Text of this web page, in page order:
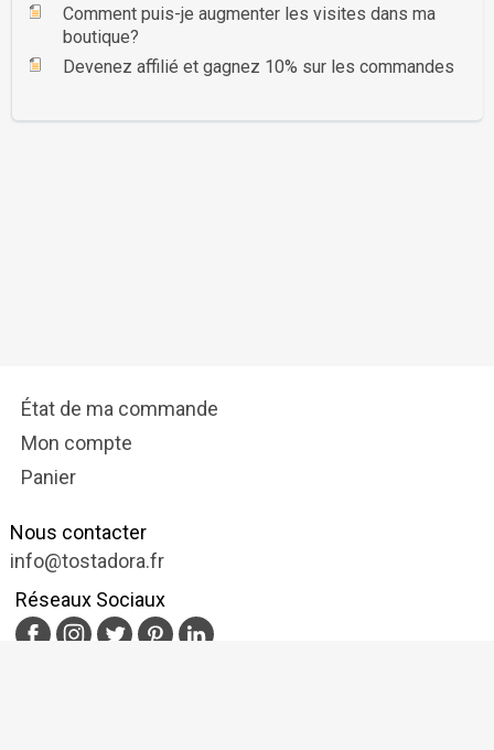
Comment puis-je augmenter les visites dans ma
boutique?
Devenez affilié et gagnez 10% sur les commandes
État de ma commande
Mon compte
Panier
Nous contacter
info@tostadora.fr
Réseaux Sociaux